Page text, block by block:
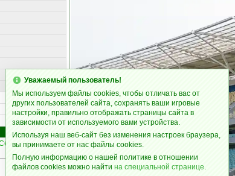
|Статьи15
Уважаемый пользователь!
Мы используем файлы cookies, чтобы отличать вас от
других пользователей сайта, сохранять ваши игровые
настройки, правильно отображать страницы сайта в
зависимости от используемого вами устройства.
Используя наш веб-сайт без изменения настроек браузера,
вы принимаете от нас файлы cookies.
Полную информацию о нашей политике в отношении
файлов cookies можно найти на специальной странице.